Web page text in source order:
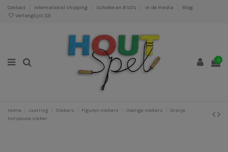
Contact International shipping Scholen en BSO's In de media
Blog
Verlanglijst (0)
0
Home Jaarring Stekers Figuren stekers Overige stekers
Oranje
tompouce steker